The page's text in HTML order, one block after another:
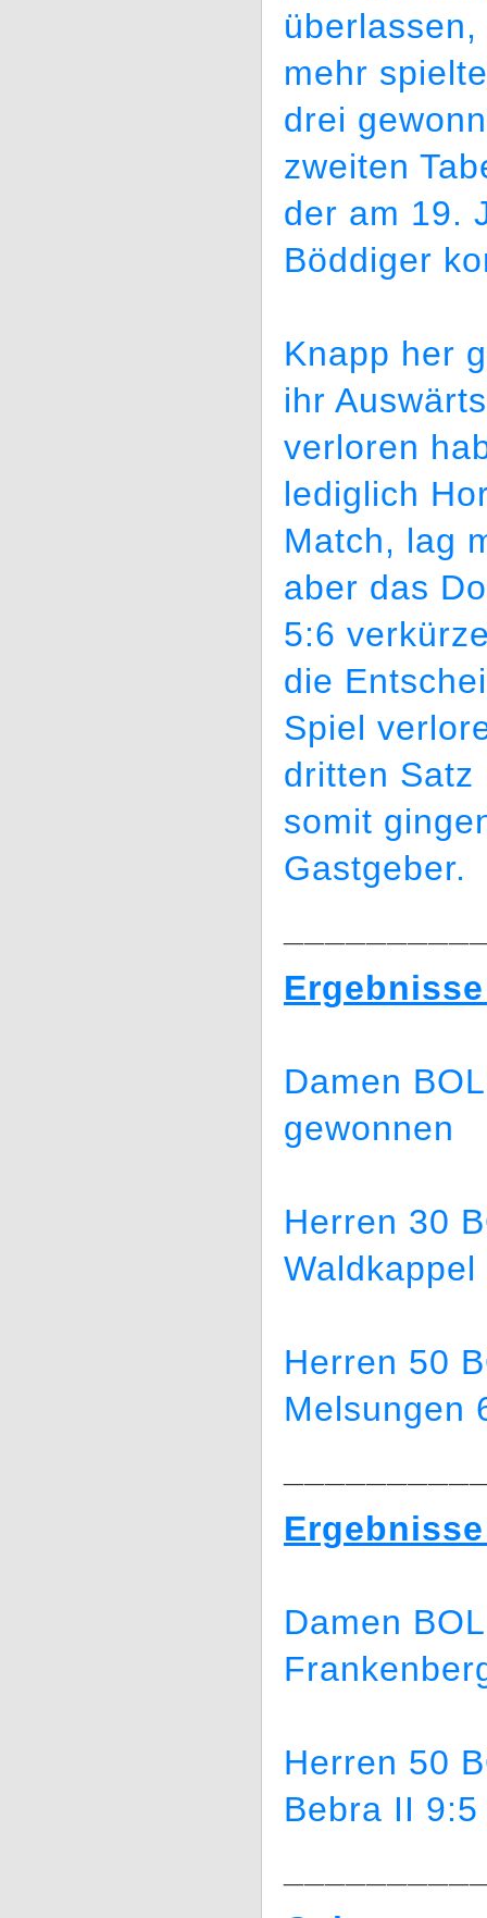
mehr
drei
zweiten
der am 19.
Böddiger
Knapp her
ihr
verloren
lediglich
Match, lag
aber das
5:6
die
Spiel
dritten Satz
somit
Gastgeber.
Damen
gewonnen
Herren 30
Herren 50
Melsungen
Damen
Herren 50
Bebra II